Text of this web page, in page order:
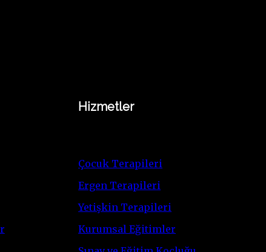
Hizmetler
Çocuk Terapileri
Ergen Terapileri
Yetişkin Terapileri
Kurumsal Eğitimler